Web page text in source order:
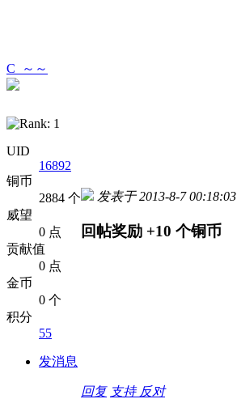
C_～～
UID
16892
铜币
2884 个
威望
0 点
贡献值
0 点
金币
0 个
积分
55
发消息
发表于 2013-8-7 00:18:03
回帖奖励 +10 个铜币
回复 支持 反对